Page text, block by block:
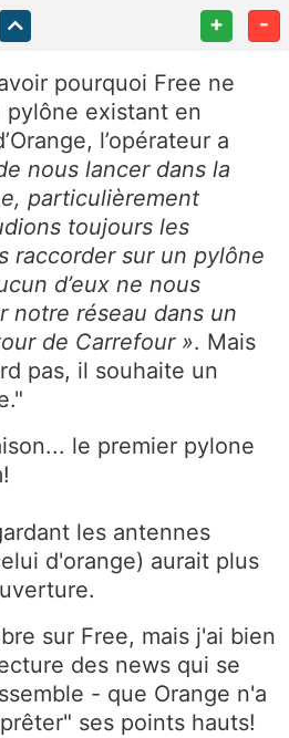
+ -
pourquoi Free ne
existant en
l’opérateur a
nous lancer dans la
particulièrement
toujours les
raccorder sur un pylône
d’eux ne nous
notre réseau dans un
de Carrefour ». Mais
pas, il souhaite un
le premier pylone
les antennes
d'orange) aurait plus
sur Free, mais j'ai bien
des news qui se
- que Orange n'a
ses points hauts!